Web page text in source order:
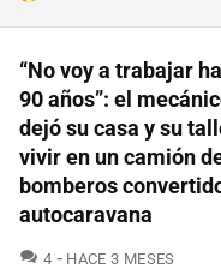
“No voy a trabajar
90 años”: el
dejó su casa y su
vivir en un camión
bomberos
autocaravana
4 COMENTARIOS
HACE 3 MESES